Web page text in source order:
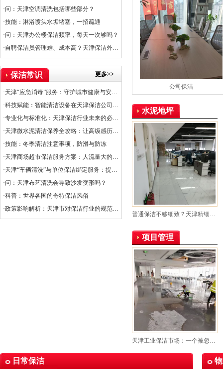
·问：天津空调清洗包括哪些部分？
·技能：淋浴喷头水垢堵塞，一招疏通
·问：天津办公楼保洁频率，每天一次够吗？
·自聘保洁员管理难、成本高？天津保洁外包是出路
保洁常识 更多>>
·天津“应急消毒”服务：守护城市健康与安全的关键防线
·科技赋能：智能清洁设备在天津保洁公司的应用普及率
·专业化与标准化：天津保洁行业未来的必经之路
·天津微水泥清洁保养全攻略：让高级感历久弥新
·技能：冬季清洁注意事项，防滑与防冻
·天津商场超市保洁服务方案：人流量大的清洁挑战
·天津“车辆清洗”与单位保洁绑定服务：提升企业形象与效率的创新选择
·问：天津布艺清洗会导致沙发变形吗？
·科普：世界各国的奇特保洁风俗
·政策影响解析：天津市对保洁行业的规范与扶持
公司保洁
水泥地坪
普通保洁不够细致？天津精细化服务关注每个细节
项目管理
天津工业保洁市场：一个被忽视的蓝海？
日常保洁